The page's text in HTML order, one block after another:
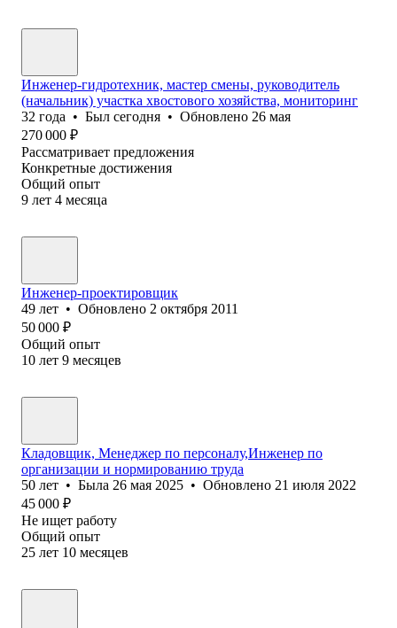
Инженер-гидротехник, мастер смены, руководитель
(начальник) участка хвостового хозяйства, мониторинг
32 года • Был сегодня • Обновлено 26 мая
270 000 ₽
Рассматривает предложения
Конкретные достижения
Общий опыт
9 лет 4 месяца
Инженер-проектировщик
49 лет • Обновлено 2 октября 2011
50 000 ₽
Общий опыт
10 лет 9 месяцев
Кладовщик, Менеджер по персоналу,Инженер по
организации и нормированию труда
50 лет • Была 26 мая 2025 • Обновлено 21 июля 2022
45 000 ₽
Не ищет работу
Общий опыт
25 лет 10 месяцев